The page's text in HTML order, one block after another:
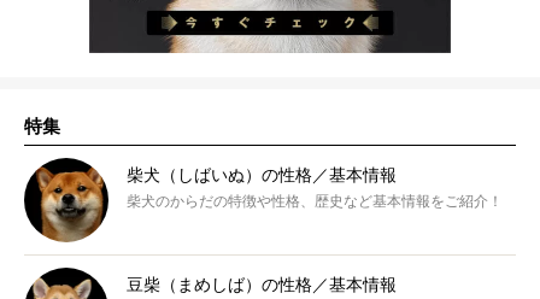
特集
柴犬（しばいぬ）の性格／基本情報
柴犬のからだの特徴や性格、歴史など基本情報をご紹介！
豆柴（まめしば）の性格／基本情報